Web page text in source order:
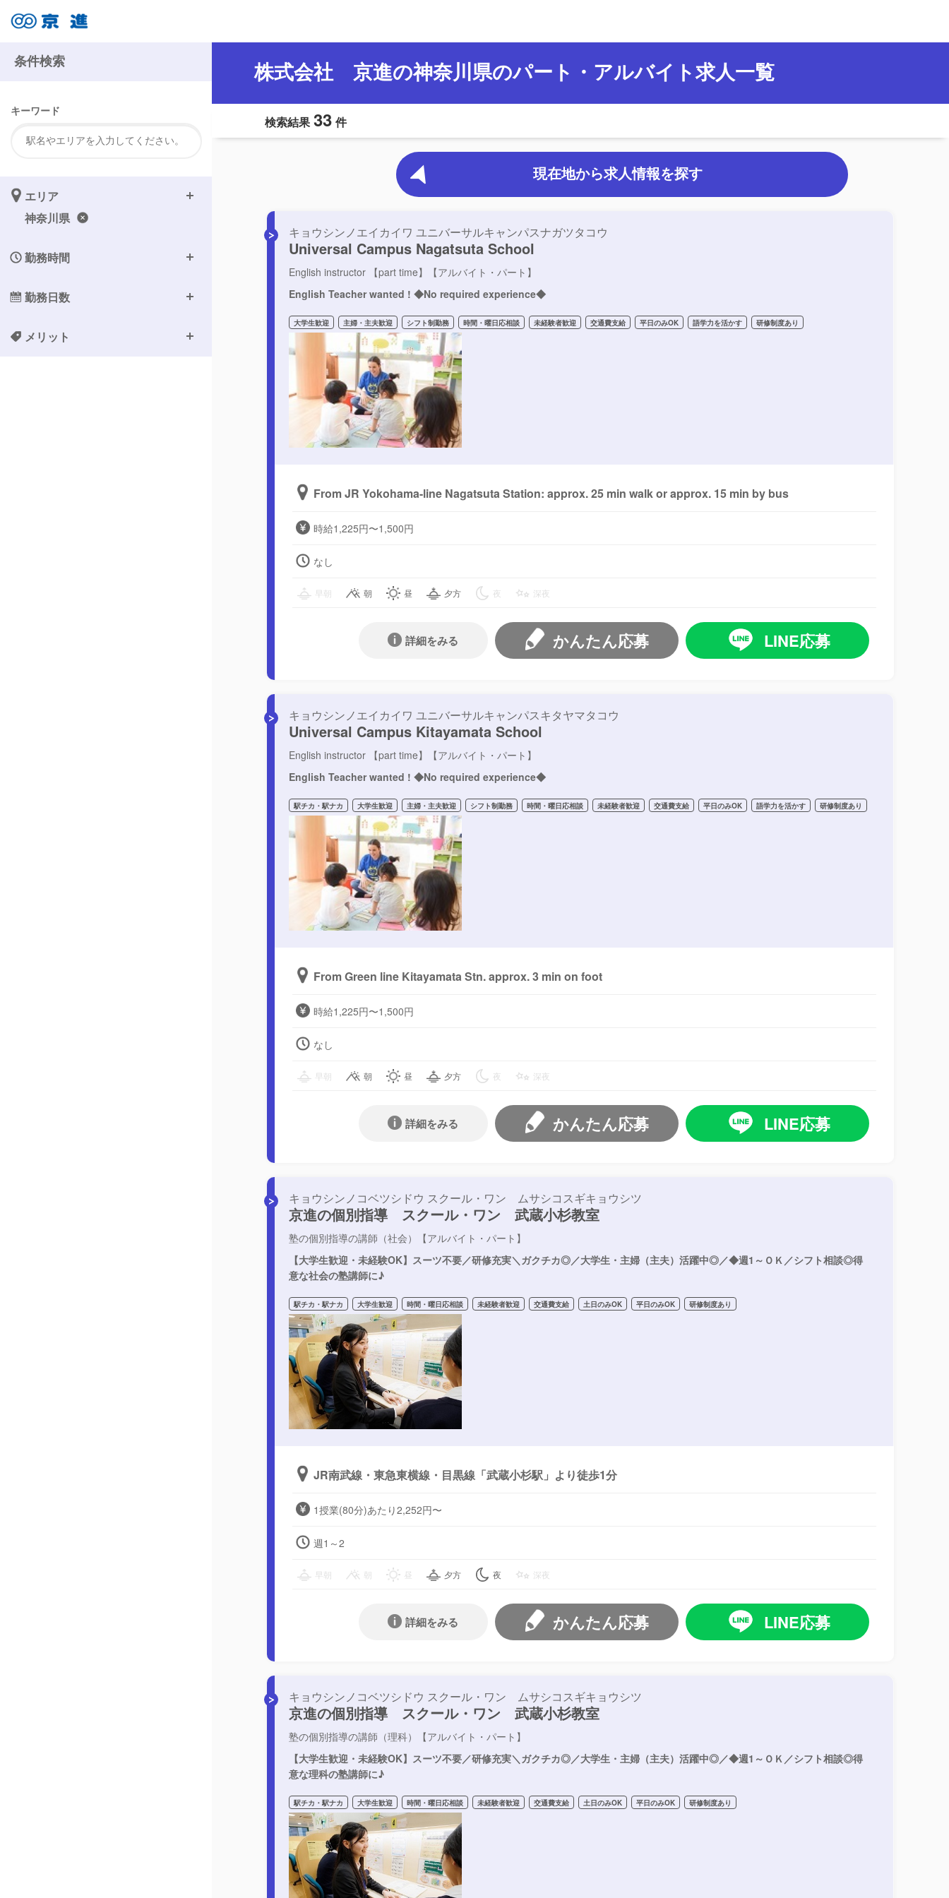
株式会社 京進の神奈川県のパート・アルバイト求人一覧
検索結果 33 件
現在地から求人情報を探す
キョウシンノエイカイワ ユニバーサルキャンパスナガツタコウ
Universal Campus Nagatsuta School
English instructor 【part time】【アルバイト・パート】
English Teacher wanted ! ◆No required experience◆
大学生歓迎 主婦・主夫歓迎 シフト制勤務 時間・曜日応相談 未経験者歓迎 交通費支給 平日のみOK 語学力を活かす 研修制度あり
From JR Yokohama-line Nagatsuta Station: approx. 25 min walk or approx. 15 min by bus
時給1,225円〜1,500円
なし
早朝 朝 昼 夕方 夜 深夜
LINE応募
かんたん応募
詳細をみる
キョウシンノエイカイワ ユニバーサルキャンパスキタヤマタコウ
Universal Campus Kitayamata School
English instructor 【part time】【アルバイト・パート】
English Teacher wanted ! ◆No required experience◆
駅チカ・駅ナカ 大学生歓迎 主婦・主夫歓迎 シフト制勤務 時間・曜日応相談 未経験者歓迎 交通費支給 平日のみOK 語学力を活かす 研修制度あり
From Green line Kitayamata Stn. approx. 3 min on foot
時給1,225円〜1,500円
なし
早朝 朝 昼 夕方 夜 深夜
LINE応募
かんたん応募
詳細をみる
キョウシンノコベツシドウ スクール・ワン ムサシコスギキョウシツ
京進の個別指導 スクール・ワン 武蔵小杉教室
塾の個別指導の講師（社会）【アルバイト・パート】
【大学生歓迎・未経験OK】スーツ不要／研修充実＼ガクチカ◎／大学生・主婦（主夫）活躍中◎／◆週1～ＯＫ／シフト相談◎得
意な社会の塾講師に♪
駅チカ・駅ナカ 大学生歓迎 時間・曜日応相談 未経験者歓迎 交通費支給 土日のみOK 平日のみOK 研修制度あり
JR南武線・東急東横線・目黒線「武蔵小杉駅」より徒歩1分
1授業(80分)あたり2,252円〜
週1～2
早朝 朝 昼 夕方 夜 深夜
LINE応募
かんたん応募
詳細をみる
キョウシンノコベツシドウ スクール・ワン ムサシコスギキョウシツ
京進の個別指導 スクール・ワン 武蔵小杉教室
塾の個別指導の講師（理科）【アルバイト・パート】
【大学生歓迎・未経験OK】スーツ不要／研修充実＼ガクチカ◎／大学生・主婦（主夫）活躍中◎／◆週1～ＯＫ／シフト相談◎得
意な理科の塾講師に♪
駅チカ・駅ナカ 大学生歓迎 時間・曜日応相談 未経験者歓迎 交通費支給 土日のみOK 平日のみOK 研修制度あり
条件検索
キーワード
エリア
神奈川県
勤務時間
勤務日数
メリット